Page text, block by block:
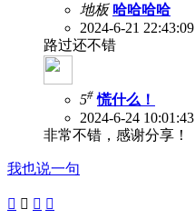
地板 哈哈哈哈
2024-6-21 22:43:09
路过还不错
5# 慌什么！
2024-6-24 10:01:43
非常不错，感谢分享！
我也说一句
   